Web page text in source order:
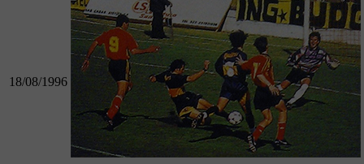
18/08/1996